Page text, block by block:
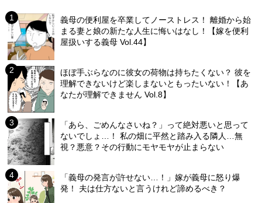
義母の便利屋を卒業してノーストレス！ 離婚から始
まる妻と娘の新たな人生に悔いはなし！【嫁を便利
屋扱いする義母 Vol.44】
ほぼ手ぶらなのに彼女の荷物は持ちたくない？ 彼を
理解できないけど楽しまないともったいない！【あ
なたが理解できません Vol.8】
「あら、ごめんなさいね？」って絶対悪いと思って
ないでしょ…！ 私の畑に平然と踏み入る隣人…無
視？悪意？その行動にモヤモヤが止まらない
「義母の発言が許せない…！」嫁が義母に怒り爆
発！ 夫は仕方ないと言うけれど諦めるべき？